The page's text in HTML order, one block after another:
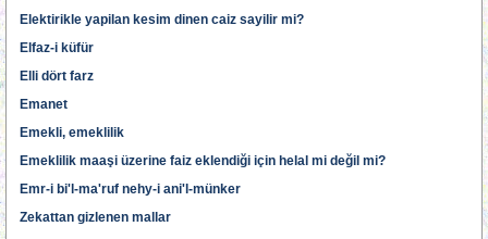
Elektirikle yapilan kesim dinen caiz sayilir mi?
Elfaz-i küfür
Elli dört farz
Emanet
Emekli, emeklilik
Emeklilik maaşi üzerine faiz eklendiği için helal mi değil mi?
Emr-i bi'l-ma'ruf nehy-i ani'l-münker
Zekattan gizlenen mallar